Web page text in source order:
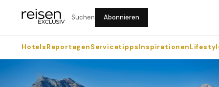
Suchen Abonnieren
HotelsReportagenServicetippsInspirationen